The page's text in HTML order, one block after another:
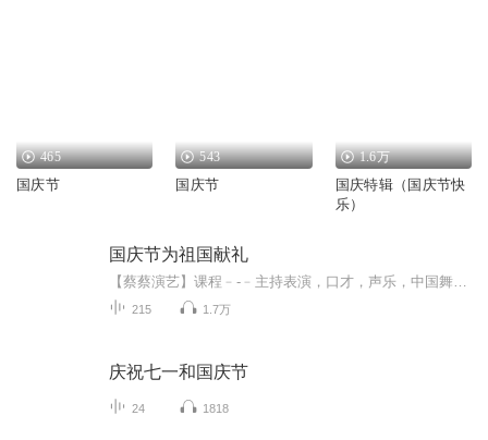
465
国庆节
543
国庆节
1.6万
国庆特辑（国庆节快
乐）
国庆节为祖国献礼
215 1.7万
庆祝七一和国庆节
24 1818